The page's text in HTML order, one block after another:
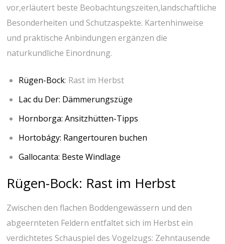
vor,erläutert beste ⁤Beobachtungszeiten,landschaftliche
Besonderheiten und Schutzaspekte.⁢ Kartenhinweise
⁣und praktische Anbindungen ergänzen die
naturkundliche Einordnung.
Rügen-Bock: ​Rast im Herbst
Lac du Der: Dämmerungszüge
Hornborga: Ansitzhütten-Tipps
Hortobágy: Rangertouren buchen
Gallocanta:‍ Beste Windlage
Rügen-Bock: Rast⁤ im Herbst
Zwischen den flachen Boddengewässern⁤ und den​
abgeernteten Feldern entfaltet sich im Herbst ein
verdichtetes ⁣Schauspiel des Vogelzugs: Zehntausende ​